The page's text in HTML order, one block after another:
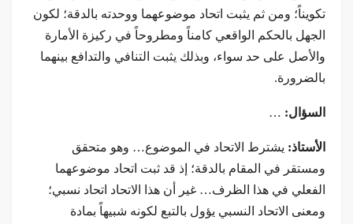
تكويناً؛ ومن ثم يثبت اتحاد موضوعهما ووحدته بالدقة؛ لكون
الجهل بالحكم الواقعي كامناً ومطروحاً في ركيزة الأمارة
والأصل على حد سواء، وبذلك يثبت التنافي والتدافع بينهما
بالضرورة.
السؤال: …
الأستاذ: يشترط الاتحاد في الموضوع… وهو متحقق
ومستقر في المقام بالدقة؛ إذ قد ثبت اتحاد موضوعهما
الفعلي في هذا الظرف… غير أن هذا الاتحاد اتحاد نسبي؛
ومعنى الاتحاد النسبي يؤول بالتبع لكونه شبيهاً بمادة